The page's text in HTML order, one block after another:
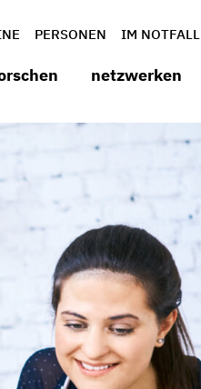
PERSONEN IM NOTFALL
netzwerken